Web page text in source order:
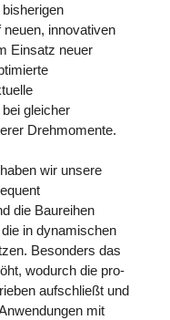
innovativen
Einsatz neuer
gleicher
Drehmomente.
wir unsere
die Baureihen
in dynamischen
Besonders das
wodurch die pro-
aufschließt und
mit